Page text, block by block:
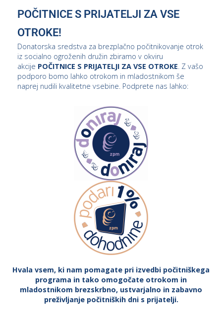
POČITNICE S PRIJATELJI ZA VSE
OTROKE!
Donatorska sredstva za brezplačno počitnikovanje otrok
iz socialno ogroženih družin zbiramo v okviru
akcije POČITNICE S PRIJATELJI ZA VSE OTROKE. Z vašo
podporo bomo lahko otrokom in mladostnikom še
naprej nudili kvalitetne vsebine. Podprete nas lahko:
Hvala vsem, ki nam pomagate pri izvedbi počitniškega
programa in tako omogočate otrokom in
mladostnikom brezskrbno, ustvarjalno in zabavno
preživljanje počitniških dni s prijatelji.